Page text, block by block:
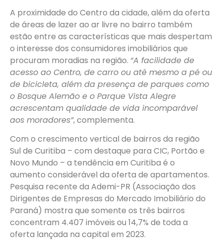
A proximidade do Centro da cidade, além da oferta
de áreas de lazer ao ar livre no bairro também
estão entre as características que mais despertam
o interesse dos consumidores imobiliários que
procuram moradias na região. “A facilidade de
acesso ao Centro, de carro ou até mesmo a pé ou
de bicicleta, além da presença de parques como
o Bosque Alemão e o Parque Vista Alegre
acrescentam qualidade de vida incomparável
aos moradores”, complementa.
Com o crescimento vertical de bairros da região
Sul de Curitiba – com destaque para CIC, Portão e
Novo Mundo – a tendência em Curitiba é o
aumento considerável da oferta de apartamentos.
Pesquisa recente da Ademi-PR (Associação dos
Dirigentes de Empresas do Mercado Imobiliário do
Paraná) mostra que somente os três bairros
concentram 4.407 imóveis ou 14,7% de toda a
oferta lançada na capital em 2023.